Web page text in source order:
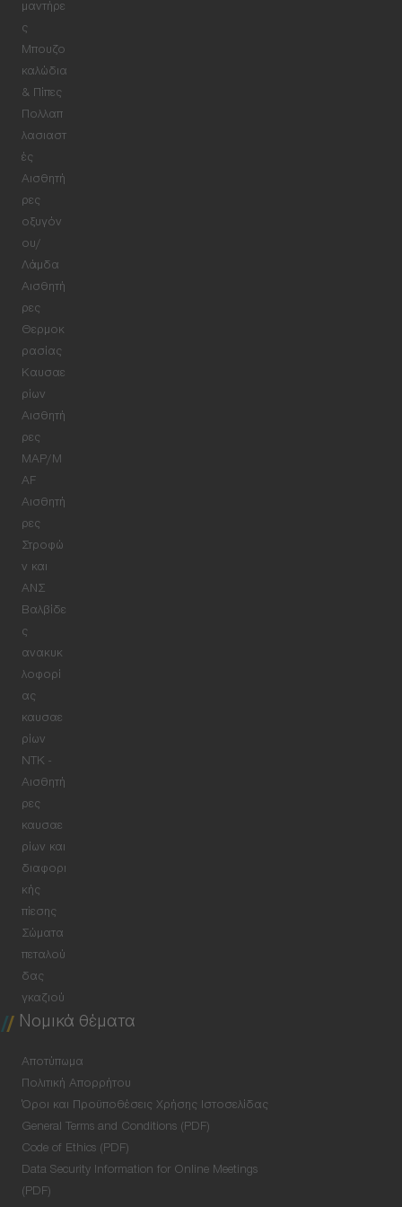
μαντήρε
ς
Μπουζο
καλώδια
& Πίπες
Πολλαπ
λασιαστ
ές
Αισθητή
ρες
οξυγόν
ου/
Λάμδα
Αισθητή
ρες
Θερμοκ
ρασίας
Καυσαε
ρίων
Αισθητή
ρες
MAP/M
AF
Αισθητή
ρες
Στροφώ
ν και
ΑΝΣ
Βαλβίδε
ς
ανακυκ
λοφορί
ας
καυσαε
ρίων
NTK -
Αισθητή
ρες
καυσαε
ρίων και
διαφορι
κής
πίεσης
Σώματα
πεταλού
δας
γκαζιού
Νομικά θέματα
Αποτύπωμα
Πολιτική Απορρήτου
Όροι και Προϋποθέσεις Χρήσης Ιστοσελίδας
General Terms and Conditions (PDF)
Code of Ethics (PDF)
Data Security Information for Online Meetings
(PDF)